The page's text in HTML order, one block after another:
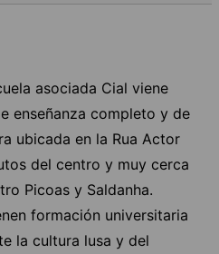
asociada Cial viene
enseñanza completo y de
ubicada en la Rua Actor
del centro y muy cerca
Picoas y Saldanha.
formación universitaria
la cultura lusa y del